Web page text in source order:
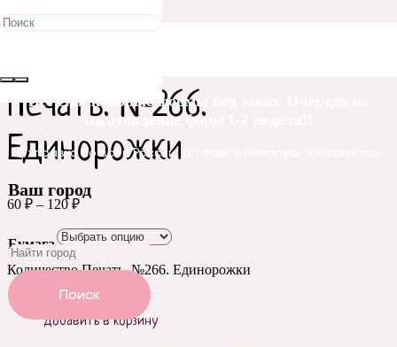
Все силиконовые формы под заказ. Очередь на
изготовление форм 1-2 недели!!
Отправка по всей России, а также в Беларусь и Казахстан
Ваш город
Поиск
Главная/Печать картинок
Печать. №266.
Единорожки
60 ₽ – 120₽
Бумага
Очистить
Количество Печать. №266. Единорожки
Добавить в корзину